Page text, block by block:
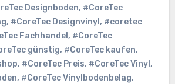
Designboden, #CoreTec
, #CoreTec Designvinyl , #coretec
Fachhandel , #CoreTec
günstig, #CoreTec kaufen,
, #CoreTec Preis, #CoreTec Vinyl ,
, #CoreTec Vinylbodenbelag,